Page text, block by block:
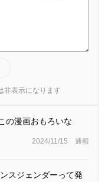
非表示になります
の漫画おもろいな
2024/11/15 通報
スジェンダーって発